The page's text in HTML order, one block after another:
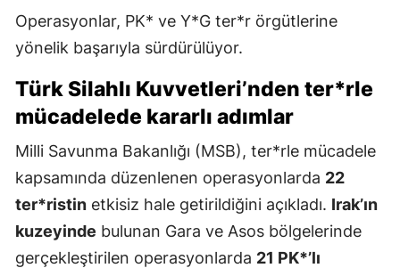
Operasyonlar, PK* ve Y*G ter*r örgütlerine
yönelik başarıyla sürdürülüyor.
Türk Silahlı Kuvvetleri’nden ter*rle
mücadelede kararlı adımlar
Milli Savunma Bakanlığı (MSB), ter*rle mücadele
kapsamında düzenlenen operasyonlarda 22
ter*ristin etkisiz hale getirildiğini açıkladı. Irak’ın
kuzeyinde bulunan Gara ve Asos bölgelerinde
gerçekleştirilen operasyonlarda 21 PK*’lı